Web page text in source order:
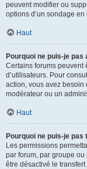
peuvent modifier ou
options d’un sondage en
Haut
Pourquoi ne puis-je
Certains forums peuvent
d’utilisateurs. Pour
action, vous avez besoin
modérateur ou un
Haut
Pourquoi ne puis-je
Les permissions
par forum, par groupe
être désactivé le